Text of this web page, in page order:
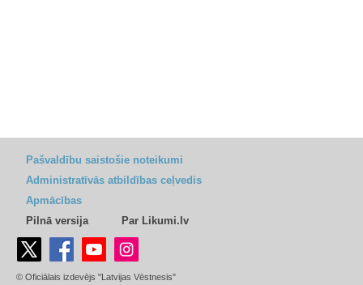
Pašvaldību saistošie noteikumi
Administratīvās atbildības ceļvedis
Apmācības
Pilnā versija
Par Likumi.lv
© Oficiālais izdevējs "Latvijas Vēstnesis"